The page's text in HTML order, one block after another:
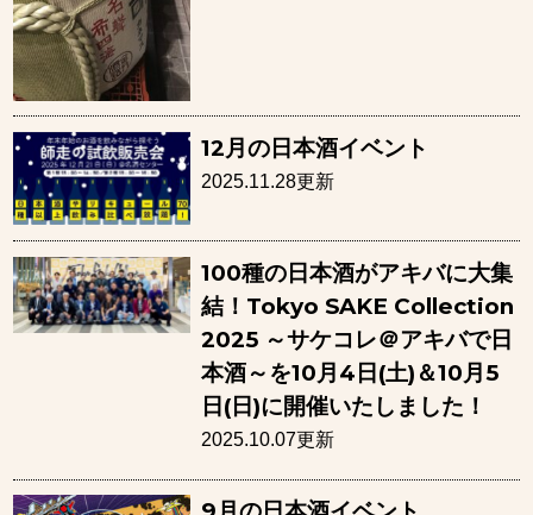
12月の日本酒イベント
2025.11.28更新
100種の日本酒がアキバに大集
結！Tokyo SAKE Collection
2025 ～サケコレ＠アキバで日
本酒～を10月4日(土)＆10月5
日(日)に開催いたしました！
2025.10.07更新